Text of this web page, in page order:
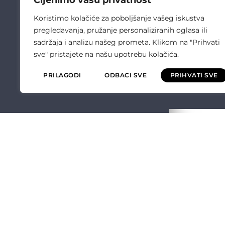
Koristimo kolačiće za poboljšanje vašeg iskustva
pregledavanja, pružanje personaliziranih oglasa ili
sadržaja i analizu našeg prometa. Klikom na "Prihvati
sve" pristajete na našu upotrebu kolačića.
PRILAGODI ODBACI SVE PRIHVATI SVE